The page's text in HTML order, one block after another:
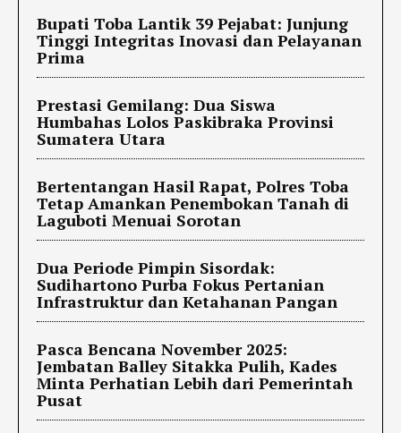
Bupati Toba Lantik 39 Pejabat: Junjung
Tinggi Integritas Inovasi dan Pelayanan
Prima
Prestasi Gemilang: Dua Siswa
Humbahas Lolos Paskibraka Provinsi
Sumatera Utara
Bertentangan Hasil Rapat, Polres Toba
Tetap Amankan Penembokan Tanah di
Laguboti Menuai Sorotan
Dua Periode Pimpin Sisordak:
Sudihartono Purba Fokus Pertanian
Infrastruktur dan Ketahanan Pangan
Pasca Bencana November 2025:
Jembatan Balley Sitakka Pulih, Kades
Minta Perhatian Lebih dari Pemerintah
Pusat